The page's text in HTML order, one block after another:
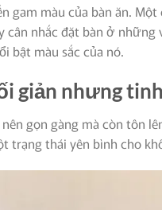
gam màu của bàn ăn.
cân nhắc đặt bàn ở
bật màu sắc của nó.
giản nhưng
gọn gàng mà còn tôn
thái yên bình cho